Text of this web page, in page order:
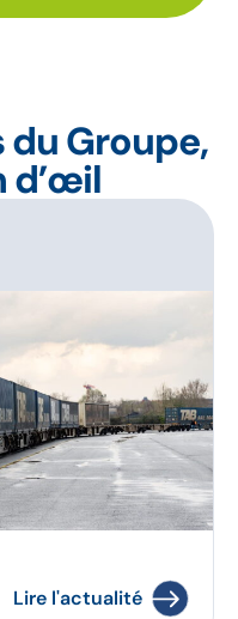
Groupe,
d’œil
Lire l'actualité